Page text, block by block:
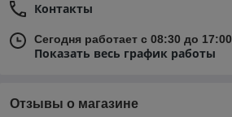
Контакты
Сегодня работает с 08:30 до 17:00
Показать весь график работы
Отзывы о магазине